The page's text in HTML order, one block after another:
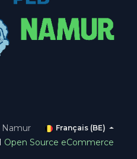
Français (BE)
Open Source eCommerce